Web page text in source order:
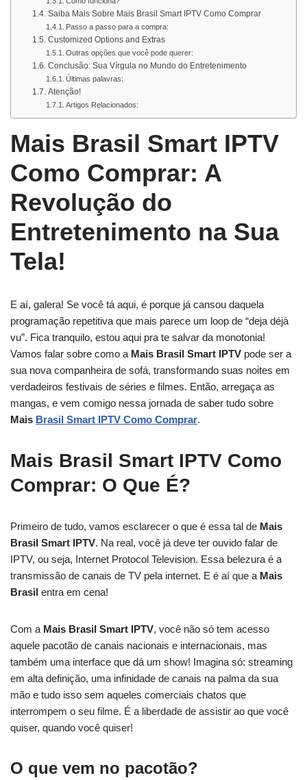
Saiba Mais Sobre Mais Brasil Smart IPTV Como Comprar
Passo a passo para a compra:
Customized Options and Extras
Outras opções que você pode querer:
Conclusão: Sua Vírgula no Mundo do Entretenimento
Últimas palavras:
Atenção!
Artigos Relacionados:
Mais Brasil Smart IPTV
Como Comprar: A
Revolução do
Entretenimento na Sua
Tela!
E aí, galera! Se você tá aqui, é porque já cansou daquela
programação repetitiva que mais parece um loop de “deja déjà
vu”. Fica tranquilo, estou aqui pra te salvar da monotonia!
Vamos falar sobre como a Mais Brasil Smart IPTV pode ser a
sua nova companheira de sofá, transformando suas noites em
verdadeiros festivais de séries e filmes. Então, arregaça as
mangas, e vem comigo nessa jornada de saber tudo sobre
Mais Brasil Smart IPTV Como Comprar.
Mais Brasil Smart IPTV Como
Comprar: O Que É?
Primeiro de tudo, vamos esclarecer o que é essa tal de Mais
Brasil Smart IPTV. Na real, você já deve ter ouvido falar de
IPTV, ou seja, Internet Protocol Television. Essa belezura é a
transmissão de canais de TV pela internet. E é aí que a Mais
Brasil entra em cena!
Com a Mais Brasil Smart IPTV, você não só tem acesso
aquele pacotão de canais nacionais e internacionais, mas
também uma interface que dá um show! Imagina só: streaming
em alta definição, uma infinidade de canais na palma da sua
mão e tudo isso sem aqueles comerciais chatos que
interrompem o seu filme. É a liberdade de assistir ao que você
quiser, quando você quiser!
O que vem no pacotão?